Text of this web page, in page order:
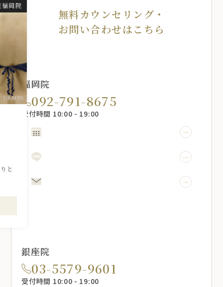
岡院
と
無料カウンセリング・
お問い合わせはこちら
福岡院
092-791-8675
受付時間 10:00 - 19:00
銀座院
03-5579-9601
受付時間 10:00 - 19:00